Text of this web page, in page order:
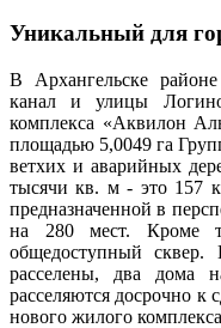
Уникальный для
В Архангельске
канал и улицы
комплекса «Аквилон
площадью 5,0049 га
ветхих и аварийных
тысячи кв. м - это 157
предназначенной в
на 280 мест. Кроме
общедоступный
расселены, два дома
расселяются досрочно к
нового жилого